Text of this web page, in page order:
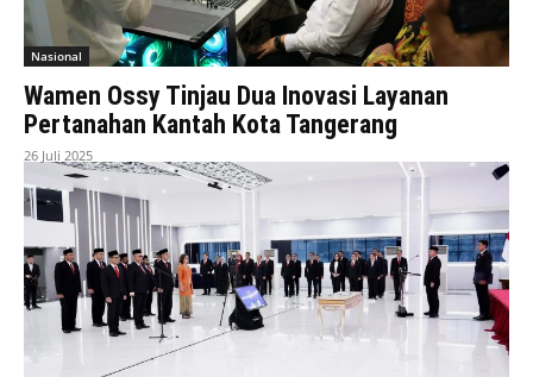
Nasional
Wamen Ossy Tinjau Dua Inovasi Layanan
Pertanahan Kantah Kota Tangerang
26 Juli 2025